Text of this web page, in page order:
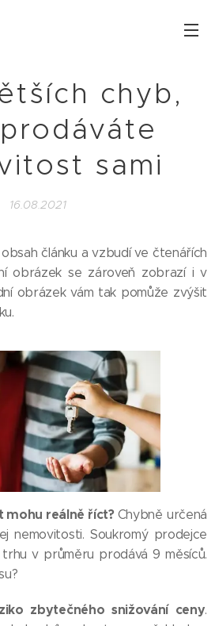
chyb,
sami
16.08.2021
článku a vzbudí ve čtenářích
obrázek se zároveň zobrazí i v
obrázek vám tak pomůže zvýšit
mohu reálně říct? Chybně určená
nemovitosti. Soukromý prodejce
v průměru prodává 9 měsíců.
zbytečného snižování ceny.